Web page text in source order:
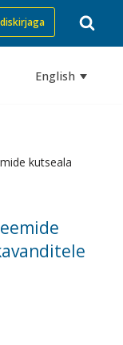
English
kutseala